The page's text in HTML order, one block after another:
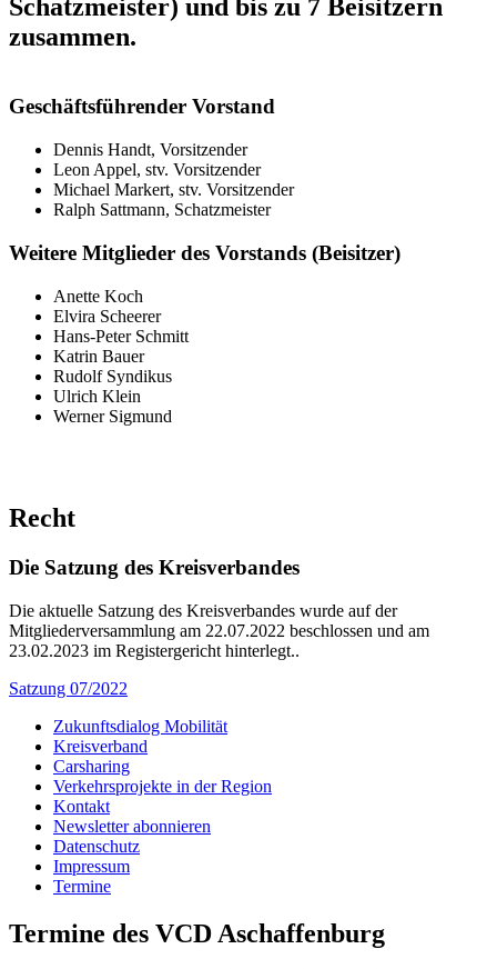
Schatzmeister) und bis zu 7 Beisitzern
zusammen.
Geschäftsführender Vorstand
Dennis Handt, Vorsitzender
Leon Appel, stv. Vorsitzender
Michael Markert, stv. Vorsitzender
Ralph Sattmann, Schatzmeister
Weitere Mitglieder des Vorstands (Beisitzer)
Anette Koch
Elvira Scheerer
Hans-Peter Schmitt
Katrin Bauer
Rudolf Syndikus
Ulrich Klein
Werner Sigmund
Recht
Die Satzung des Kreisverbandes
Die aktuelle Satzung des Kreisverbandes wurde auf der
Mitgliederversammlung am 22.07.2022 beschlossen und am
23.02.2023 im Registergericht hinterlegt..
Satzung 07/2022
Zukunftsdialog Mobilität
Kreisverband
Carsharing
Verkehrsprojekte in der Region
Kontakt
Newsletter abonnieren
Datenschutz
Impressum
Termine
Termine des VCD Aschaffenburg